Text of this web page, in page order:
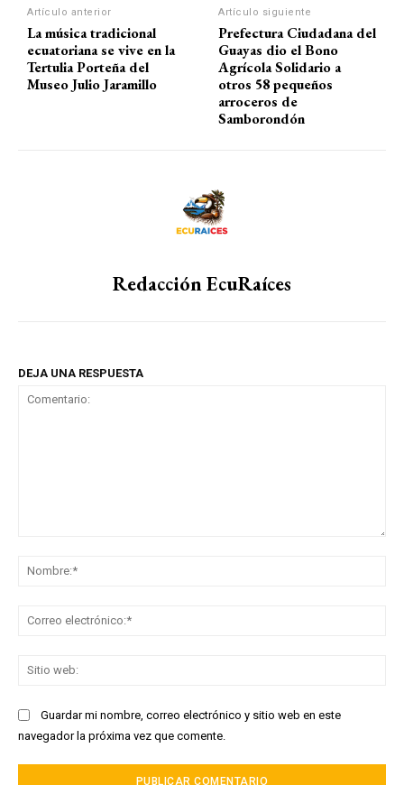
Artículo anterior
La música tradicional
ecuatoriana se vive en la
Tertulia Porteña del
Museo Julio Jaramillo
Artículo siguiente
Prefectura Ciudadana del
Guayas dio el Bono
Agrícola Solidario a
otros 58 pequeños
arroceros de
Samborondón
Redacción EcuRaíces
DEJA UNA RESPUESTA
Guardar mi nombre, correo electrónico y sitio web en este
navegador la próxima vez que comente.